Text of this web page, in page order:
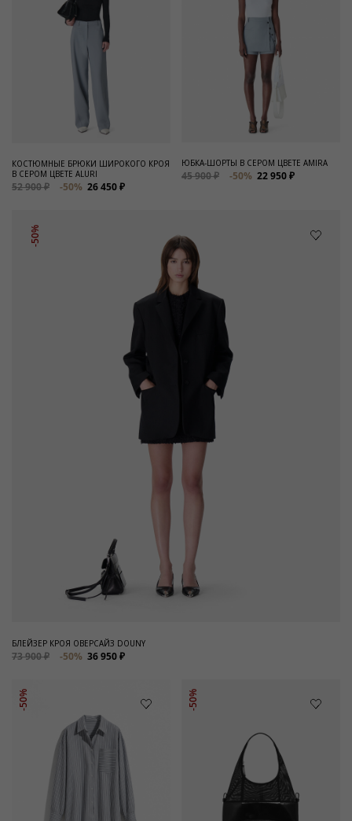
КОСТЮМНЫЕ БРЮКИ ШИРОКОГО КРОЯ
В СЕРОМ ЦВЕТЕ ALURI
52 900 ₽ -50% 26 450 ₽
ЮБКА-ШОРТЫ В СЕРОМ ЦВЕТЕ AMIRA
45 900 ₽ -50% 22 950 ₽
-50%
БЛЕЙЗЕР КРОЯ ОВЕРСАЙЗ DOUNY
73 900 ₽ -50% 36 950 ₽
-50% -50%